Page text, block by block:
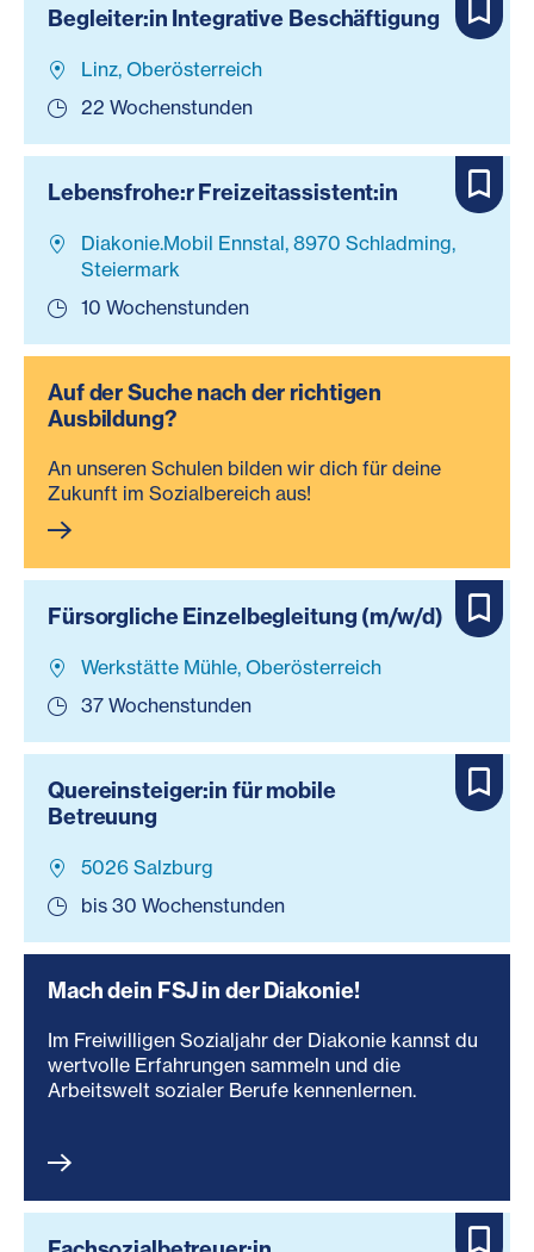
Begleiter:in Integrative Beschäftigung
Linz, Oberösterreich
22 Wochenstunden
Lebensfrohe:r Freizeitassistent:in
Diakonie.Mobil Ennstal, 8970 Schladming,
Steiermark
10 Wochenstunden
Auf der Suche nach der richtigen
Ausbildung?
An unseren Schulen bilden wir dich für deine
Zukunft im Sozialbereich aus!
Fürsorgliche Einzelbegleitung (m/w/d)
Werkstätte Mühle, Oberösterreich
37 Wochenstunden
Quereinsteiger:in für mobile
Betreuung
5026 Salzburg
bis 30 Wochenstunden
Mach dein FSJ in der Diakonie!
Im Freiwilligen Sozialjahr der Diakonie kannst du
wertvolle Erfahrungen sammeln und die
Arbeitswelt sozialer Berufe kennenlernen.